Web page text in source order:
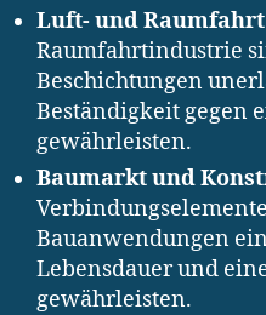
Luft- und Raumfahrt
Raumfahrtindustrie
Beschichtungen
Beständigkeit gegen
gewährleisten.
Baumarkt und
Bauanwendungen
Lebensdauer und
gewährleisten.